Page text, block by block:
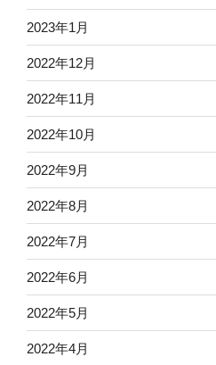
2023年1月
2022年12月
2022年11月
2022年10月
2022年9月
2022年8月
2022年7月
2022年6月
2022年5月
2022年4月